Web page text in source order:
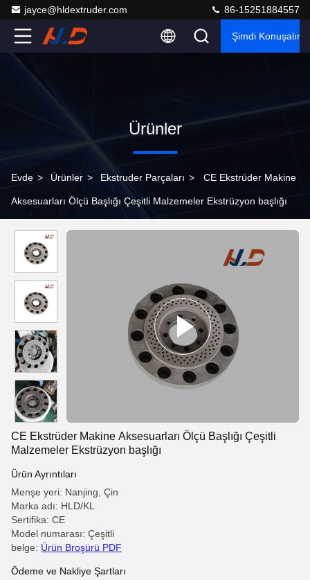
jayce@hldextruder.com 86-15251884557
Şimdi Konuşalım.
Ürünler
Evde > Ürünler > Ekstruder Parçaları > CE Ekstrüder Makine
Aksesuarları Ölçü Başlığı Çeşitli Malzemeler Ekstrüzyon başlığı
CE Ekstrüder Makine Aksesuarları Ölçü Başlığı Çeşitli
Malzemeler Ekstrüzyon başlığı
Ürün Ayrıntıları
Menşe yeri: Nanjing, Çin
Marka adı: HLD/KL
Sertifika: CE
Model numarası: Çeşitli
belge: Ürün Broşürü PDF
Ödeme ve Nakliye Şartları